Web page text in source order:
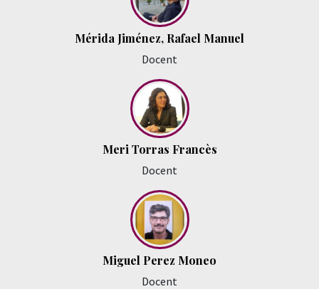
Mérida Jiménez, Rafael Manuel
Docent
Meri Torras Francès
Docent
Miguel Perez Moneo
Docent